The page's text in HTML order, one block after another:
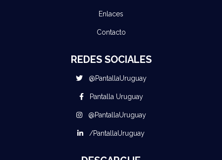
Enlaces
Contacto
REDES SOCIALES
@PantallaUruguay
Pantalla Uruguay
@PantallaUruguay
/PantallaUruguay